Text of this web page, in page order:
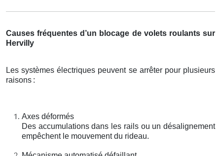
Causes fréquentes d’un blocage de volets roulants sur
Hervilly
Les systèmes électriques peuvent se arrêter pour plusieurs
raisons :
Axes déformés
Des accumulations dans les rails ou un désalignement
empêchent le mouvement du rideau.